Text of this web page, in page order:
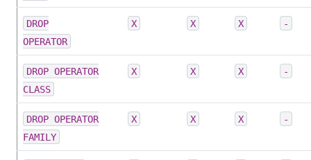
DROP
OPERATOR
X X X -
DROP OPERATOR
CLASS
X X X -
DROP OPERATOR
FAMILY
X X X -